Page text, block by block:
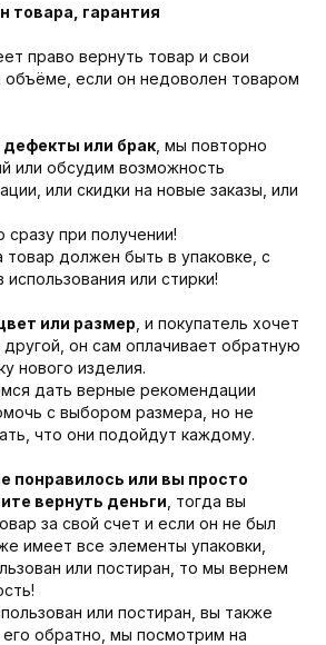
товара, гарантия
право вернуть товар и свои
объёме, если он недоволен товаром
или брак , мы повторно
или обсудим возможность
или скидки на новые заказы, или
при получении!
товар должен быть в упаковке, с
или стирки!
или размер , и покупатель хочет
он сам оплачивает обратную
нового изделия.
дать верные рекомендации
с выбором размера, но не
что они подойдут каждому.
понравилось или вы просто
вернуть деньги , тогда вы
за свой счет и если он не был
имеет все элементы упаковки,
или постиран, то мы вернем
или постиран, вы также
обратно, мы посмотрим на